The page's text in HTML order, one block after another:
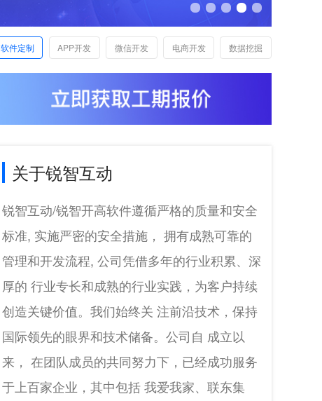
软件定制 APP开发 微信开发 电商开发 数据挖掘
关于锐智互动
锐智互动/锐智开高软件遵循严格的质量和安全
标准, 实施严密的安全措施， 拥有成熟可靠的
管理和开发流程, 公司凭借多年的行业积累、深
厚的 行业专长和成熟的行业实践，为客户持续
创造关键价值。我们始终关 注前沿技术，保持
国际领先的眼界和技术储备。公司自 成立以
来， 在团队成员的共同努力下，已经成功服务
于上百家企业，其中包括 我爱我家、联东集